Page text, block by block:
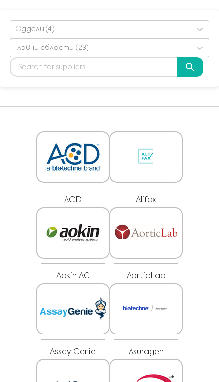
Medical Advice Disclaimer
ОДРЕКУВАЊЕ ОД ОДГОВОРНОСТ: ОВАА ВЕБ-СТРАНИЦА
НЕ НУДИ МЕДИЦИНСКИ СОВЕТИ
Информациите, вклучувајќи но не ограничувајќи се на, текст, графика,
слики и друг материјал што се содржи на оваа веб-страница се само
за информативни цели и понекогаш се ограничени само за
здравствени професионалци. Сопственикот на оваа веб-страница
не може да се смета за одговорен за какви било грешки, неточности
или неправилности кои оваа веб-страница или секоја поврзана
Ниеден материјал на оваа страница не е наменет да биде замена за
имате во врска со медицински состојби или третман пред да
започнете со нов режим на здравствена нега и никогаш не
занемарувајте професионален медицински совет и не доцнете да го
побарате поради нешто што сте го прочитале на оваа веб-
Јас сум здравствен професионалец
Изберете го вашиот пазар :
Оддели (4)
Главни области (23)
ACD Alifax
Aokin AG AorticLab
Assay Genie Asuragen